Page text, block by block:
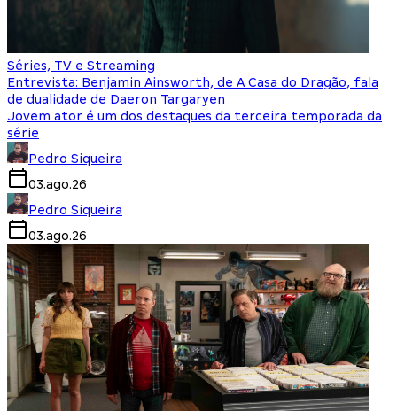
Séries, TV e Streaming
Entrevista: Benjamin Ainsworth, de A Casa do Dragão, fala
de dualidade de Daeron Targaryen
Jovem ator é um dos destaques da terceira temporada da
série
Pedro Siqueira
03.ago.26
Pedro Siqueira
03.ago.26